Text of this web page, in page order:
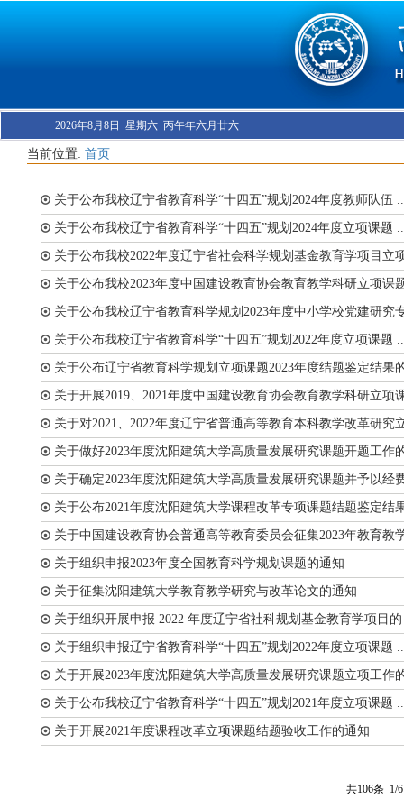
2026年8月8日 星期六 丙午年六月廿六
当前位置: 首页
关于公布我校辽宁省教育科学“十四五”规划2024年度教师队伍
关于公布我校辽宁省教育科学“十四五”规划2024年度立项课题
关于公布我校2022年度辽宁省社会科学规划基金教育学项目立
关于公布我校2023年度中国建设教育协会教育教学科研立项课
关于公布我校辽宁省教育科学规划2023年度中小学校党建研究
关于公布我校辽宁省教育科学“十四五”规划2022年度立项课题
关于公布辽宁省教育科学规划立项课题2023年度结题鉴定结果
关于开展2019、2021年度中国建设教育协会教育教学科研立项
关于对2021、2022年度辽宁省普通高等教育本科教学改革研究
关于做好2023年度沈阳建筑大学高质量发展研究课题开题工作
关于确定2023年度沈阳建筑大学高质量发展研究课题并予以经
关于公布2021年度沈阳建筑大学课程改革专项课题结题鉴定结
关于中国建设教育协会普通高等教育委员会征集2023年教育教
关于组织申报2023年度全国教育科学规划课题的通知
关于征集沈阳建筑大学教育教学研究与改革论文的通知
关于组织开展申报 2022 年度辽宁省社科规划基金教育学项目
关于组织申报辽宁省教育科学“十四五”规划2022年度立项课题
关于开展2023年度沈阳建筑大学高质量发展研究课题立项工作
关于公布我校辽宁省教育科学“十四五”规划2021年度立项课题
关于开展2021年度课程改革立项课题结题验收工作的通知
共106条 1/